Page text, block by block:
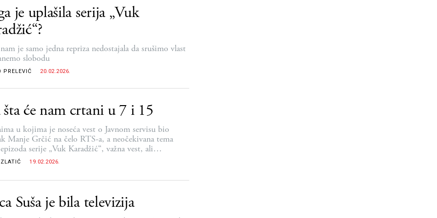
je uplašila serija „Vuk
je samo jedna repriza nedostajala da srušimo vlast
slobodu
PRELEVIĆ 20.02.2026.
će nam crtani u 7 i 15
u kojima je noseća vest o Javnom servisu bio
Manje Grčić na čelo RTS-a, a neočekivana tema
serije „Vuk Karadžić“, važna vest, ali
manje vidljiva, bila je da je preminula
Bajić
19.02.2026.
Suša je bila televizija